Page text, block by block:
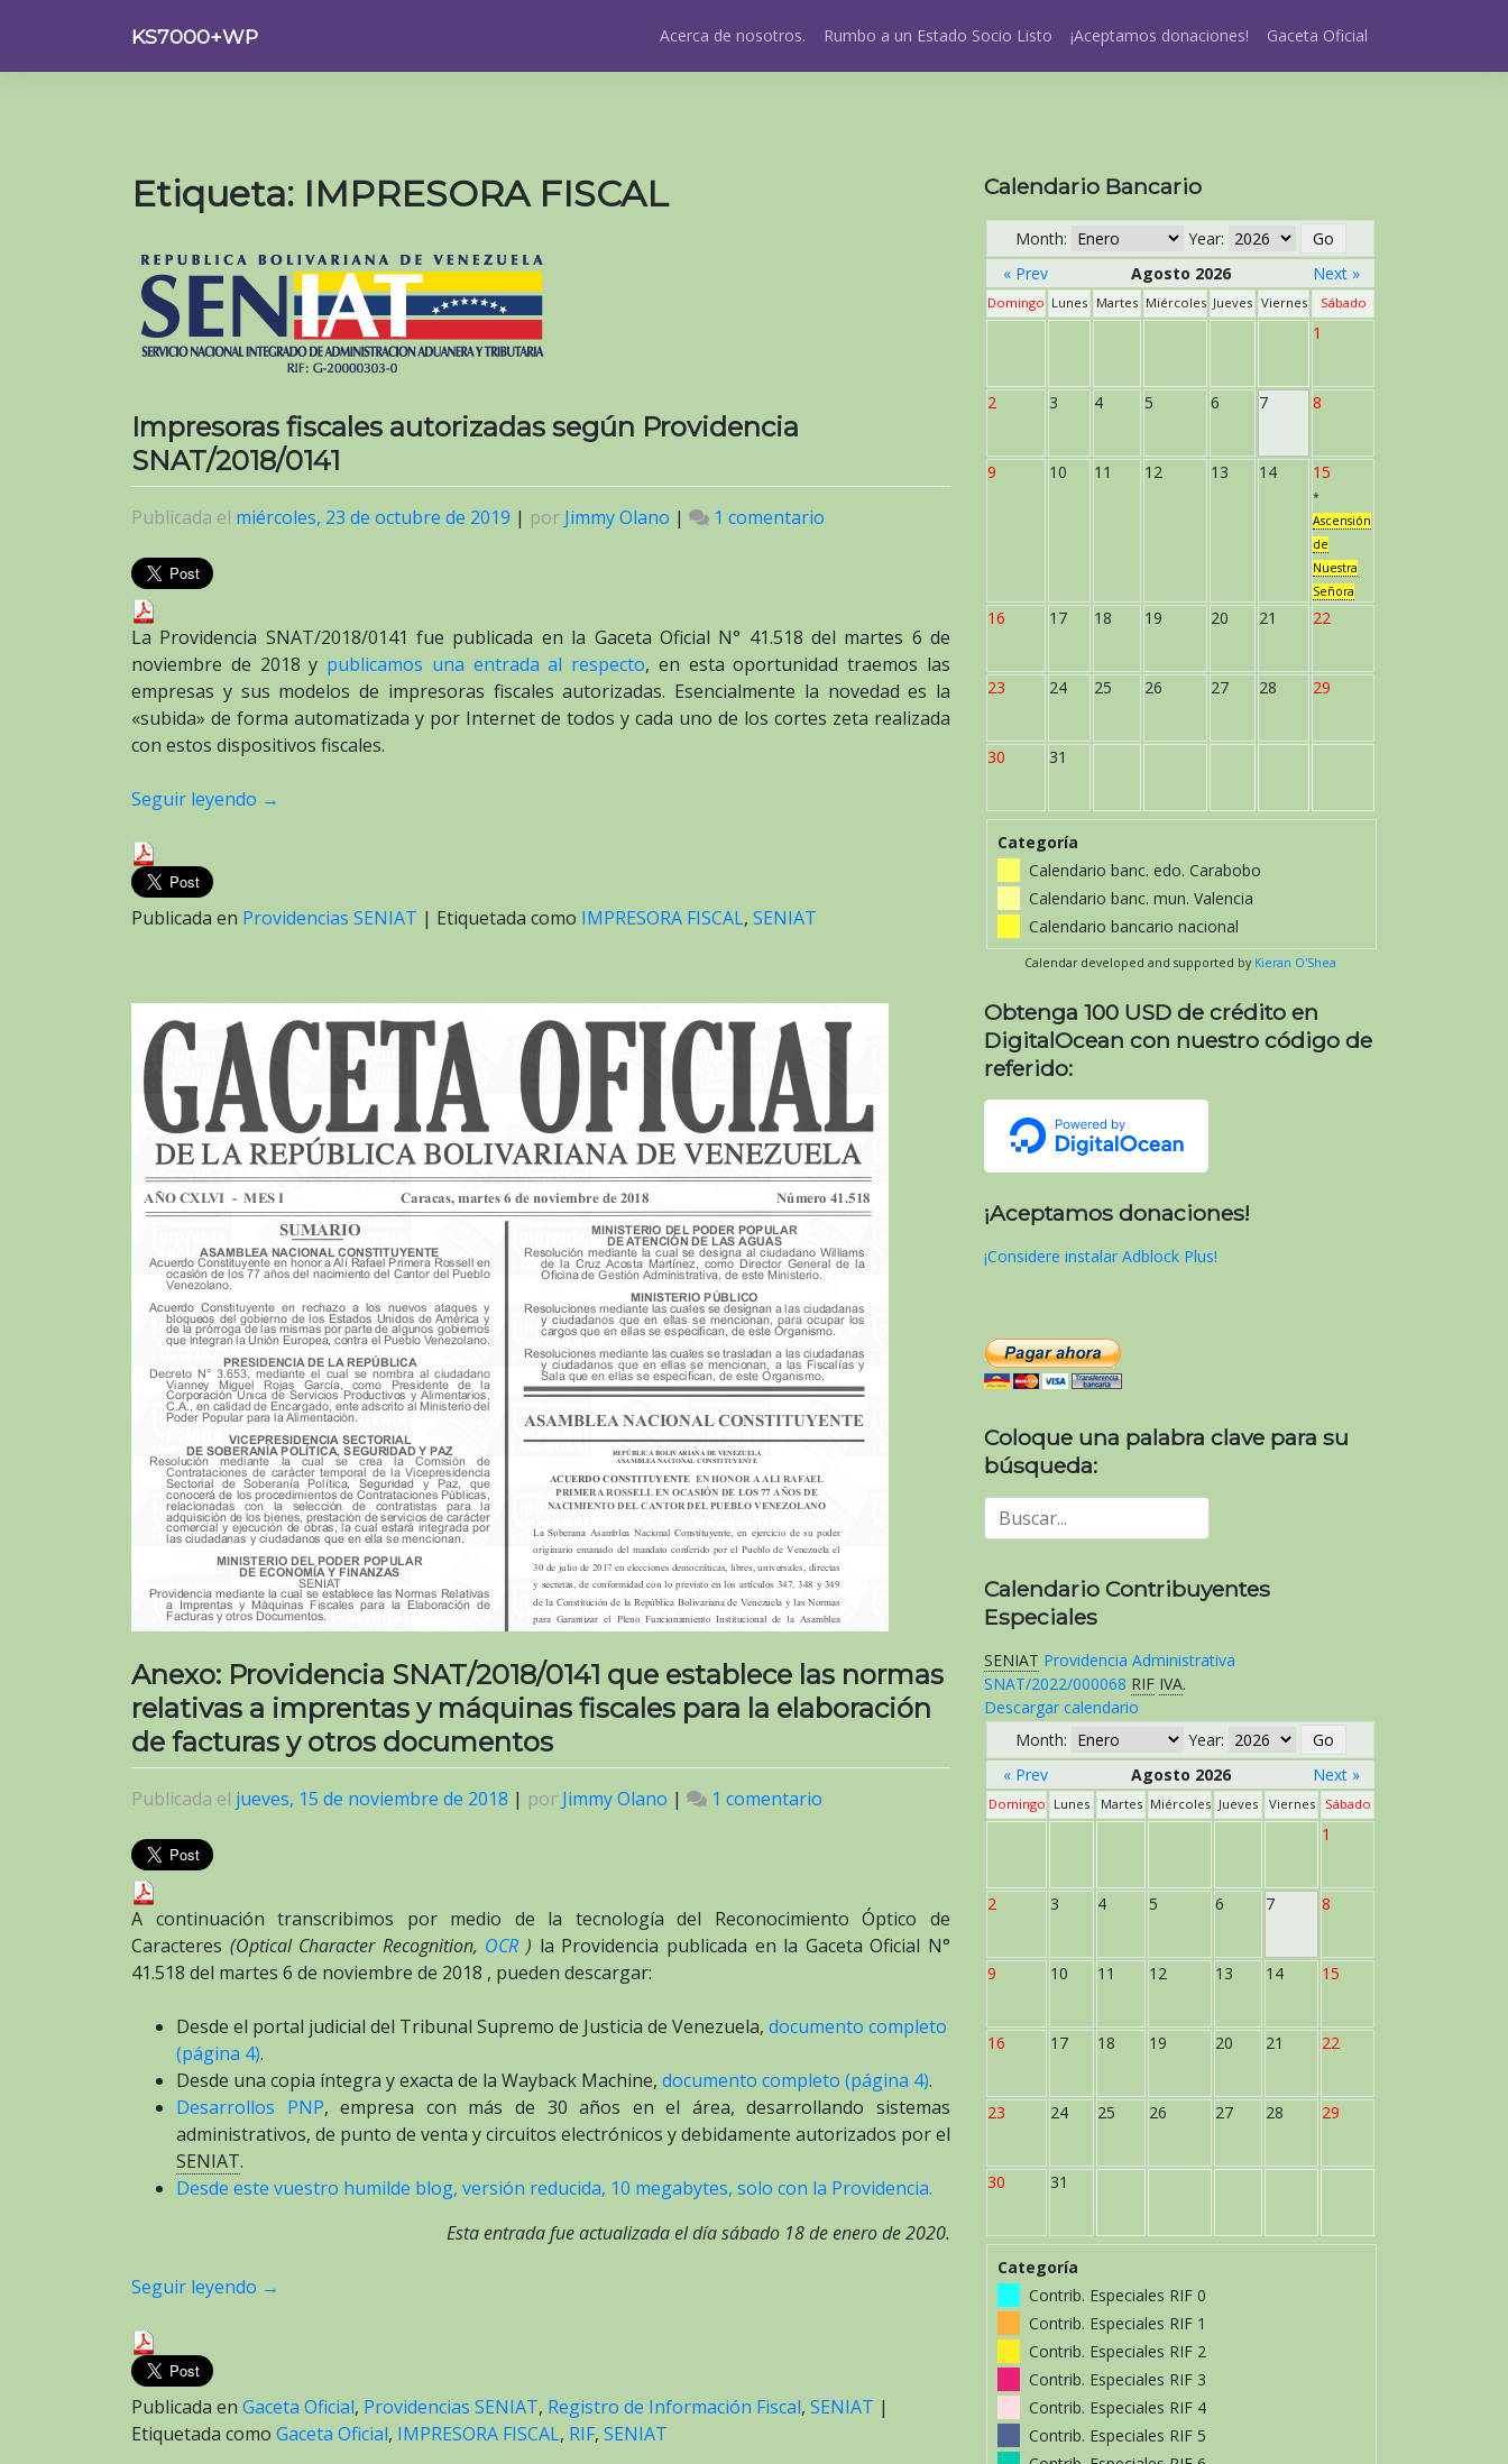
contenido
KS7000+WP Acerca de nosotros. Rumbo a un Estado Socio Listo ¡Aceptamos donaciones! Gaceta Oficial
Etiqueta: IMPRESORA FISCAL
Impresoras fiscales autorizadas según Providencia
SNAT/2018/0141
Publicada el miércoles, 23 de octubre de 2019 | por Jimmy Olano | 1 comentario
según
Providencia
SNAT/2018/0141
La Providencia SNAT/2018/0141 fue publicada en la Gaceta Oficial N° 41.518 del martes 6 de
noviembre de 2018 y publicamos una entrada al respecto, en esta oportunidad traemos las
empresas y sus modelos de impresoras fiscales autorizadas. Esencialmente la novedad es la
«subida» de forma automatizada y por Internet de todos y cada uno de los cortes zeta realizada
con estos dispositivos fiscales.
Seguir leyendo →
Publicada en Providencias SENIAT | Etiquetada como IMPRESORA FISCAL, SENIAT
Anexo: Providencia SNAT/2018/0141 que establece las normas
relativas a imprentas y máquinas fiscales para la elaboración
de facturas y otros documentos
Publicada el jueves, 15 de noviembre de 2018 | por Jimmy Olano | 1 comentario
que
establece
las
relativas
a
imprentas
y
máquinas
fiscales
para
la
elaboración
A continuación transcribimos por medio de la tecnología del Reconocimiento Óptico de
Caracteres (Optical Character Recognition, OCR ) la Providencia publicada en la Gaceta Oficial N°
41.518 del martes 6 de noviembre de 2018 , pueden descargar:
Desde el portal judicial del Tribunal Supremo de Justicia de Venezuela, documento completo
(página 4).
Desde una copia íntegra y exacta de la Wayback Machine, documento completo (página 4).
Desarrollos PNP, empresa con más de 30 años en el área, desarrollando sistemas
administrativos, de punto de venta y circuitos electrónicos y debidamente autorizados por el
SENIAT.
Desde este vuestro humilde blog, versión reducida, 10 megabytes, solo con la Providencia.
Esta entrada fue actualizada el día sábado 18 de enero de 2020.
Seguir leyendo →
Publicada en Gaceta Oficial, Providencias SENIAT, Registro de Información Fiscal, SENIAT |
Etiquetada como Gaceta Oficial, IMPRESORA FISCAL, RIF, SENIAT
Calendario Bancario
Month:
Year:
« Prev
Agosto 2026 Next »
Domingo Lunes Martes Miércoles Jueves Viernes Sábado
1
2 3 4 5 6 7 8
9 10 11 12 13 14 15
*
Ascensión
de
Nuestra
Señora
16 17 18 19 20 21 22
23 24 25 26 27 28 29
30 31
Categoría
Calendario banc. edo. Carabobo
Calendario banc. mun. Valencia
Calendario bancario nacional
Calendar developed and supported by Kieran O'Shea
Obtenga 100 USD de crédito en
DigitalOcean con nuestro código de
referido:
¡Aceptamos donaciones!
¡Considere instalar Adblock Plus!
Coloque una palabra clave para su
búsqueda:
Calendario Contribuyentes
Especiales
SENIAT Providencia Administrativa
SNAT/2022/000068 RIF IVA.
Descargar calendario
Month:
Year:
« Prev
Agosto 2026 Next »
Domingo Lunes Martes Miércoles Jueves Viernes Sábado
1
2 3 4 5 6 7 8
9 10 11 12 13 14 15
16 17 18 19 20 21 22
23 24 25 26 27 28 29
30 31
Categoría
Contrib. Especiales RIF 0
Contrib. Especiales RIF 1
Contrib. Especiales RIF 2
Contrib. Especiales RIF 3
Contrib. Especiales RIF 4
Contrib. Especiales RIF 5